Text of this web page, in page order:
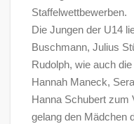
Staffelwettbewerben.
Die Jungen der U14
Buschmann, Julius
Rudolph, wie auch
Hannah Maneck,
Hanna Schubert zum
gelang den Mädchen